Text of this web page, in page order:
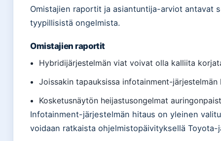
Omistajien raportit ja asiantuntija-arviot antavat
tyypillisistä ongelmista.
Omistajien raportit
Hybridijärjestelmän viat voivat olla kalliita
Joissakin tapauksissa infotainment-järjestelmän
Kosketusnäytön heijastusongelmat
Infotainment-järjestelmän hitaus on yleinen
voidaan ratkaista ohjelmistopäivityksellä Toyota-